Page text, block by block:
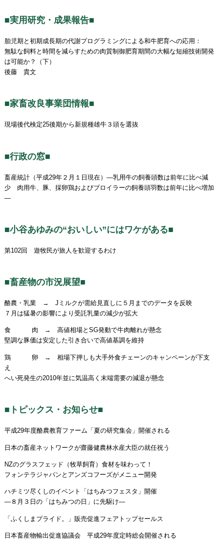
■実用研究・成果報告■
胎児期と初期成長期の代謝プログラミングによる和牛肥育への応用：
無駄な飼料と時間を減らすための肉質制御肥育期間の大幅な短縮技術開発
は可能か？（下）
後藤 貴文
■家畜改良事業団情報■
現場後代検定25後期から新規種雄牛３頭を選抜
■行政の窓■
畜産統計（平成29年２月１日現在）―乳用牛の飼養頭数は前年に比べ減
少 肉用牛、豚、採卵鶏およびブロイラーの飼養頭羽数は前年に比べ増加
―
■小谷あゆみの“おいしい”にはワケがある■
第102回 遊牧民が旅人を歓迎するわけ
■畜産物の市況展望■
酪農・乳業 → Jミルクが需給見直しに５月までのデータを反映
７月は猛暑の影響により受託乳量の減少が拡大
食 肉 → 高値相場とSG発動で牛肉離れが懸念
堅調な豚価は安定した引き合いで高値基調を維持
鶏 卵 → 相場下押しも大手外食チェーンのキャンペーンが下支
え
へい死発生の2010年並に気温高く末端需要の減退が懸念
■トピックス・お知らせ■
平成29年度酪農教育ファーム「夏の研究集会」開催される
日本の畜産ネットワークが齋藤健農林水産大臣の就任祝う
NZのグラスフェッド（牧草飼育）食材を味わって！
フォンテラジャパンとアンズコフーズがメニュー開発
ハチミツ尽くしのイベント「はちみつフェスタ」開催
―８月３日の「はちみつの日」に先駆け―
「ふくしまプライド。」販売促進フェアトップセールス
日本畜産物輸出促進協議会 平成29年度定時総会開催される